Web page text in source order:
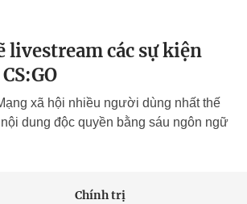
livestream các sự kiện
xã hội nhiều người dùng nhất thế
dung độc quyền bằng sáu ngôn ngữ
Chính trị